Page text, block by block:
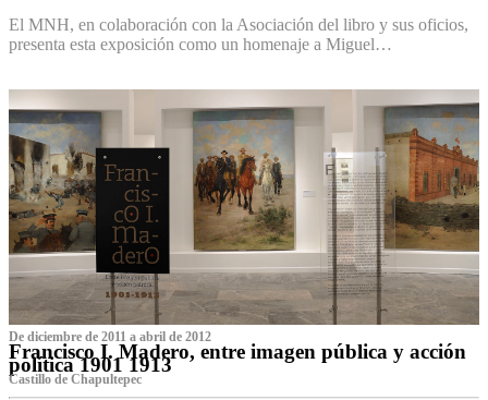
El MNH, en colaboración con la Asociación del libro y sus oficios,
presenta esta exposición como un homenaje a Miguel…
De diciembre de 2011 a abril de 2012
Francisco I. Madero, entre imagen pública y acción
política 1901 1913
Castillo de Chapultepec